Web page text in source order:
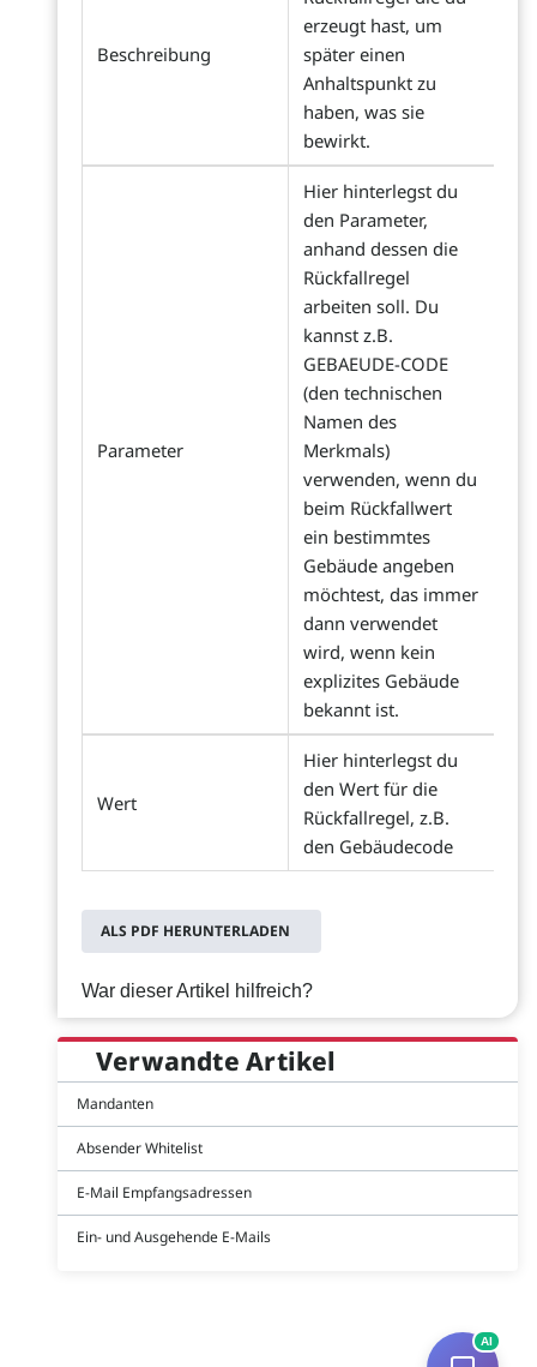
Beschreibung
erzeugt hast, um
später einen
Anhaltspunkt zu
haben, was sie
bewirkt.
Parameter
Hier hinterlegst du
den Parameter,
anhand dessen die
Rückfallregel
arbeiten soll. Du
kannst z.B.
GEBAEUDE-CODE
(den technischen
Namen des
Merkmals)
verwenden, wenn du
beim Rückfallwert
ein bestimmtes
Gebäude angeben
möchtest, das immer
dann verwendet
wird, wenn kein
explizites Gebäude
bekannt ist.
Wert
Hier hinterlegst du
den Wert für die
Rückfallregel, z.B.
den Gebäudecode
ALS PDF HERUNTERLADEN
War dieser Artikel hilfreich?
Verwandte Artikel
Mandanten
Absender Whitelist
E-Mail Empfangsadressen
Ein- und Ausgehende E-Mails
AI